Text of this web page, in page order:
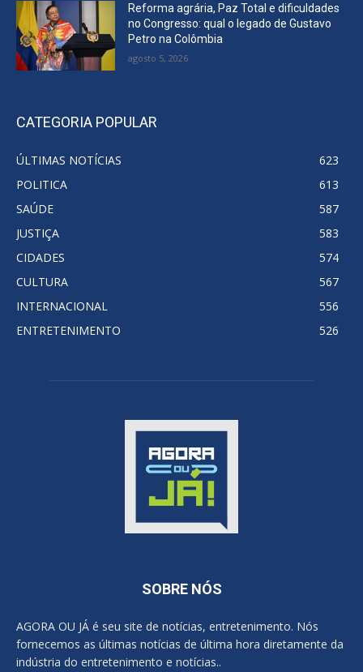
Reforma agrária, Paz Total e dificuldades
no Congresso: qual o legado de Gustavo
Petro na Colômbia
agosto 5, 2026
CATEGORIA POPULAR
ÚLTIMAS NOTÍCIAS
623
POLITICA
613
SAÚDE
587
JUSTIÇA
583
CIDADES
574
CULTURA
567
INTERNACIONAL
556
ENTRETENIMENTO
526
SOBRE NÓS
AGORA OU JÁ é seu site de notícias, entretenimento. Nós
fornecemos as últimas notícias de última hora diretamente da
indústria do entretenimento e notícias..